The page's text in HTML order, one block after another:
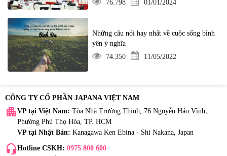
76.798
01/01/2024
Những câu nói hay nhất về cuộc sống bình
yên ý nghĩa
74.350
11/05/2022
CÔNG TY CỔ PHẦN JAPANA VIỆT NAM
apartment VP tại Việt Nam: Tòa Nhà Trường Thịnh, 76 Nguyễn Háo Vĩnh,
Phường Phú Thọ Hòa, TP. HCM
VP tại Nhật Bản: Kanagawa Ken Ebina - Shi Nakana, Japan
headset_mic Hotline CSKH: 0975 800 600